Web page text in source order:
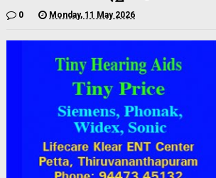
0 Monday, 11 May 2026